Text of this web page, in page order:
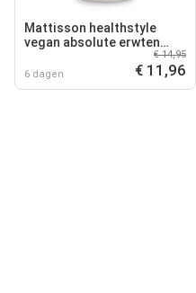
Mattisson healthstyle
vegan absolute erwten
proteïne poeder naturel
6 dagen
€ 14,95
€ 11,96